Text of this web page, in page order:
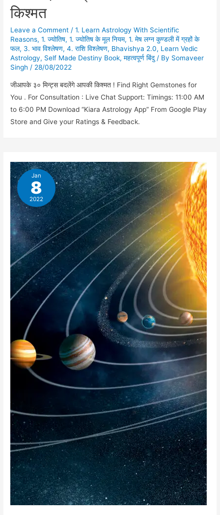
किश्मत
Leave a Comment /1. Learn Astrology With Scientific
Reasons,1. ज्योतिष,1. ज्योतिष के मूल नियम,1. मेष लग्न कुण्डली में ग्रहों के
फल, 3. भाव विश्लेषण,4. राशि विश्लेषण, Bhavishya 2.0, Learn Vedic
Astrology, Self Made Destiny Book,महत्वपूर्ण बिंदु / By Somaveer
Singh / 28/08/2022
जीआपके ३० मिन्ट्स बदलेंगे आपकी किश्मत ! Find Right Gemstones for
You . For Consultation : Live Chat Support: Timings: 11:00 AM
to 6:00 PM Download “Kiara Astrology App” From Google Play
Store and Give your Ratings & Feedback.
Jan
8
2022